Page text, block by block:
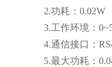
2.功耗：0.02W
3.工作环境：
4.通信接口：
5.最大功耗：